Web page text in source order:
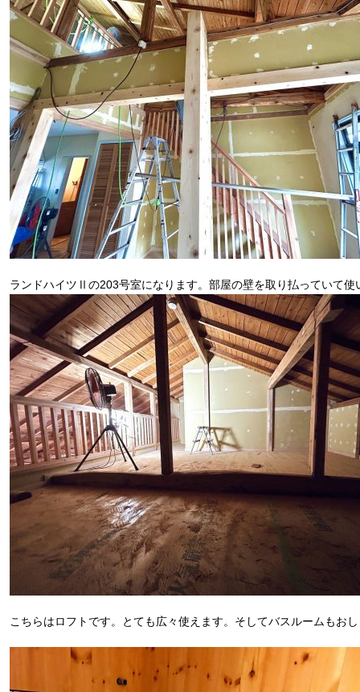
ランドハイツⅡの203号室になります。部屋の壁を取り払っていて使
こちらはロフトです。とても広々使えます。そしてバスルームもお